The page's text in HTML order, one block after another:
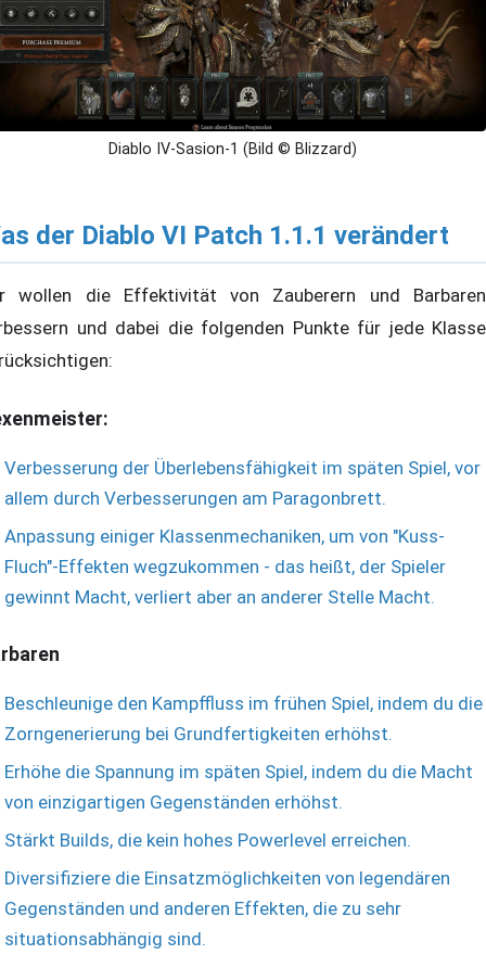
Diablo IV-Sasion-1 (Bild © Blizzard)
der Diablo VI Patch 1.1.1 verändert
wollen die Effektivität von Zauberern und Barbaren
und dabei die folgenden Punkte für jede Klasse
Verbesserung der Überlebensfähigkeit im späten Spiel, vor
allem durch Verbesserungen am Paragonbrett.
Anpassung einiger Klassenmechaniken, um von "Kuss-
Fluch"-Effekten wegzukommen - das heißt, der Spieler
gewinnt Macht, verliert aber an anderer Stelle Macht.
Beschleunige den Kampffluss im frühen Spiel, indem du die
Zorngenerierung bei Grundfertigkeiten erhöhst.
Erhöhe die Spannung im späten Spiel, indem du die Macht
von einzigartigen Gegenständen erhöhst.
Stärkt Builds, die kein hohes Powerlevel erreichen.
Diversifiziere die Einsatzmöglichkeiten von legendären
Gegenständen und anderen Effekten, die zu sehr
situationsabhängig sind.